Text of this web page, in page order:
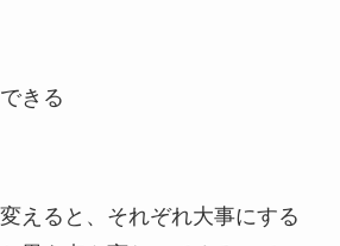
きる
えると、それぞれ大事にする